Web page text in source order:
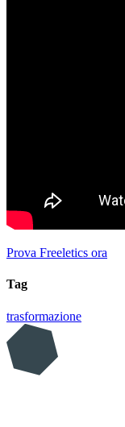
Prova Freeletics ora
Tag
trasformazione